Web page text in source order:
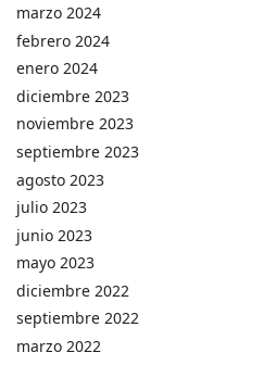
marzo 2024
febrero 2024
enero 2024
diciembre 2023
noviembre 2023
septiembre 2023
agosto 2023
julio 2023
junio 2023
mayo 2023
diciembre 2022
septiembre 2022
marzo 2022